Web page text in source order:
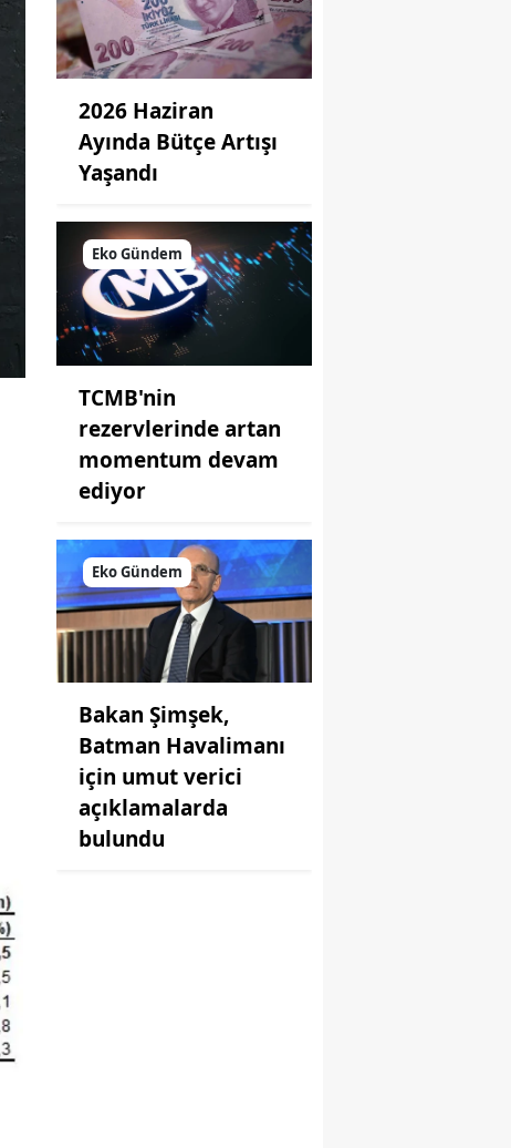
2026 Haziran
Ayında Bütçe Artışı
Yaşandı
Eko Gündem
TCMB'nin
rezervlerinde artan
momentum devam
ediyor
Eko Gündem
Bakan Şimşek,
Batman Havalimanı
için umut verici
açıklamalarda
bulundu